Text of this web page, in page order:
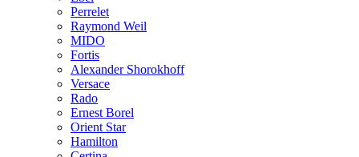
Perrelet
Raymond Weil
MIDO
Fortis
Alexander Shorokhoff
Versace
Rado
Ernest Borel
Orient Star
Hamilton